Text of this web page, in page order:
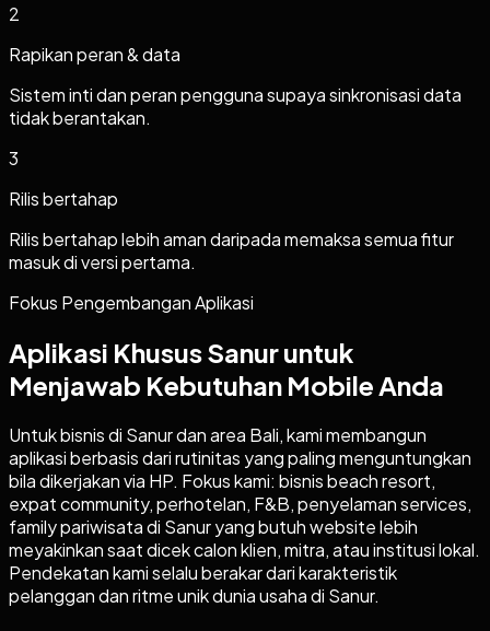
2
Rapikan peran & data
Sistem inti dan peran pengguna supaya sinkronisasi data
tidak berantakan.
3
Rilis bertahap
Rilis bertahap lebih aman daripada memaksa semua fitur
masuk di versi pertama.
Fokus Pengembangan Aplikasi
Aplikasi Khusus Sanur untuk
Menjawab Kebutuhan Mobile Anda
Untuk bisnis di Sanur dan area Bali, kami membangun
aplikasi berbasis dari rutinitas yang paling menguntungkan
bila dikerjakan via HP. Fokus kami: bisnis beach resort,
expat community, perhotelan, F&B, penyelaman services,
family pariwisata di Sanur yang butuh website lebih
meyakinkan saat dicek calon klien, mitra, atau institusi lokal.
Pendekatan kami selalu berakar dari karakteristik
pelanggan dan ritme unik dunia usaha di Sanur.